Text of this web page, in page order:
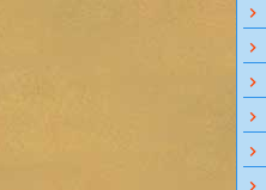
keyboard_arrow_right
keyboard_arrow_right
keyboard_arrow_right
keyboard_arrow_right
keyboard_arrow_right